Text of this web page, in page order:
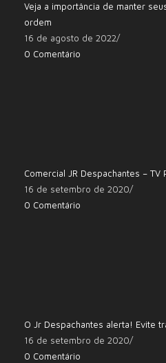
Veja a importância de manter
ordem
16 de agosto de 2022/
0 Comentário
Comercial JR Despachantes – TV
16 de setembro de 2020/
0 Comentário
O Jr Despachantes alerta! Evite
16 de setembro de 2020/
0 Comentário